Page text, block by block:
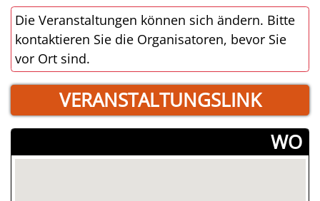
Die Veranstaltungen können sich ändern. Bitte
kontaktieren Sie die Organisatoren, bevor Sie
vor Ort sind.
VERANSTALTUNGSLINK
­WO